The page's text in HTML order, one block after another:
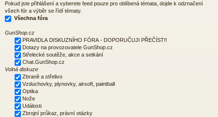
Pokud jste přihlášení a vyberete feed pouze pro oblíbená témata, dojde k odznačení
všech fór a výběr se řídí tématy.
Všechna fóra
GunShop.cz
PRAVIDLA DISKUZNÍHO FÓRA - DOPORUČUJI PŘEČÍST!!
Dotazy na provozovatele GunShop.cz
Střelecké soutěže, akce a setkání
Chat.GunShop.cz
Volná diskuze
Zbraně a střelivo
Vzduchovky, plynovky, airsoft, paintball
Optika
Nože
Události
Zbrojní průkaz, právní otázky